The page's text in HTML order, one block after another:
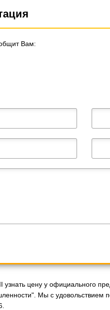
Вам:
цену у официального
Мы с удовольствием